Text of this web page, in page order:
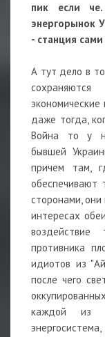
пик если
энергорынок
- станция сами
А тут дело в
сохраняются
экономические
даже тогда,
Война то у
бывшей
причем там,
обеспечивают
сторонами,
интересах
противника
идиотов из
после чего
каждой из